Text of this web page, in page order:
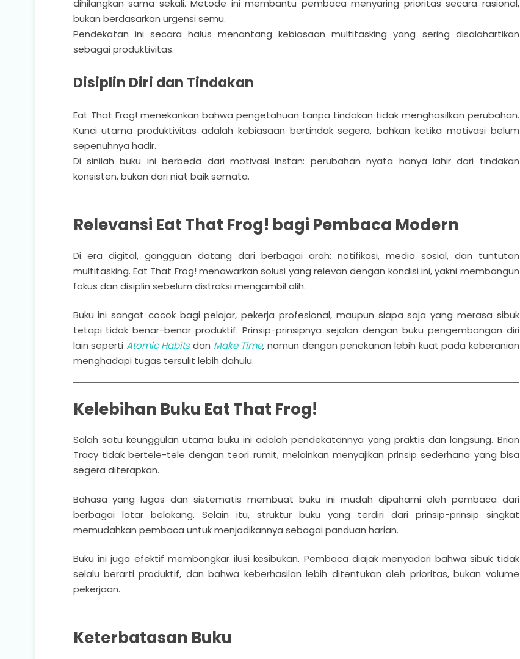
dihilangkan sama sekali. Metode ini membantu pembaca menyaring prioritas secara rasional,
bukan berdasarkan urgensi semu.
Pendekatan ini secara halus menantang kebiasaan multitasking yang sering disalahartikan
sebagai produktivitas.
Disiplin Diri dan Tindakan
Eat That Frog! menekankan bahwa pengetahuan tanpa tindakan tidak menghasilkan perubahan.
Kunci utama produktivitas adalah kebiasaan bertindak segera, bahkan ketika motivasi belum
sepenuhnya hadir.
Di sinilah buku ini berbeda dari motivasi instan: perubahan nyata hanya lahir dari tindakan
konsisten, bukan dari niat baik semata.
Relevansi Eat That Frog! bagi Pembaca Modern
Di era digital, gangguan datang dari berbagai arah: notifikasi, media sosial, dan tuntutan
multitasking. Eat That Frog! menawarkan solusi yang relevan dengan kondisi ini, yakni membangun
fokus dan disiplin sebelum distraksi mengambil alih.
Buku ini sangat cocok bagi pelajar, pekerja profesional, maupun siapa saja yang merasa sibuk
tetapi tidak benar-benar produktif. Prinsip-prinsipnya sejalan dengan buku pengembangan diri
lain seperti Atomic Habitsdan Make Time, namun dengan penekanan lebih kuat pada keberanian
menghadapi tugas tersulit lebih dahulu.
Kelebihan Buku Eat That Frog!
Salah satu keunggulan utama buku ini adalah pendekatannya yang praktis dan langsung. Brian
Tracy tidak bertele-tele dengan teori rumit, melainkan menyajikan prinsip sederhana yang bisa
segera diterapkan.
Bahasa yang lugas dan sistematis membuat buku ini mudah dipahami oleh pembaca dari
berbagai latar belakang. Selain itu, struktur buku yang terdiri dari prinsip-prinsip singkat
memudahkan pembaca untuk menjadikannya sebagai panduan harian.
Buku ini juga efektif membongkar ilusi kesibukan. Pembaca diajak menyadari bahwa sibuk tidak
selalu berarti produktif, dan bahwa keberhasilan lebih ditentukan oleh prioritas, bukan volume
pekerjaan.
Keterbatasan Buku